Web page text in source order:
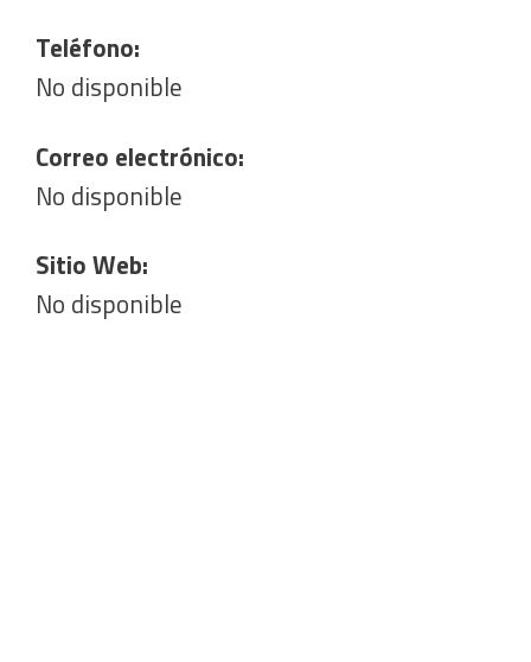
Teléfono:
No disponible
Correo electrónico:
No disponible
Sitio Web:
No disponible